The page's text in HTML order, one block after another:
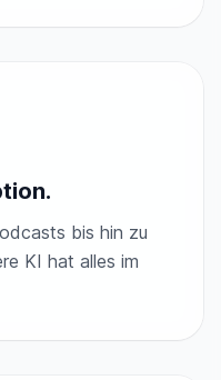
bis hin zu
KI hat alles im